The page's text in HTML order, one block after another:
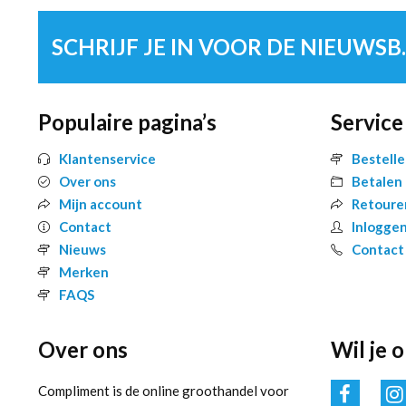
Populaire pagina’s
Klantenservice
Over ons
Mijn account
Contact
Nieuws
Merken
FAQS
Service
Betalen
Contact
Over ons
Compliment is de online groothandel voor
Wil je